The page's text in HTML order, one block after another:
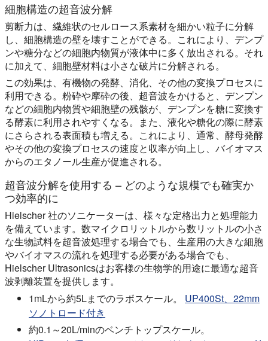
細胞構造の超音波分解
剪断力は、繊維状のセルロース系素材を細かい粒子に分解
し、細胞構造の壁を壊すことができる。これにより、デンプ
ンや糖分などの細胞内物質が液体中に多く放出される。それ
に加えて、細胞壁材料は小さな破片に分解される。
この効果は、有機物の発酵、消化、その他の変換プロセスに
利用できる。粉砕や摩砕の後、超音波をかけると、デンプン
などの細胞内物質や細胞壁の残骸が、デンプンを糖に変換す
る酵素に利用されやすくなる。また、液化や糖化の際に酵素
にさらされる表面積も増える。これにより、通常、酵母発酵
やその他の変換プロセスの速度と収率が向上し、バイオマス
からのエタノール生産が促進される。
超音波分解を使用する – どのような規模でも確実か
つ効率的に
Hielscher 社のソニケーターは、様々な定格出力と処理能力
を備えています。数マイクロリットルから数リットルの小さ
な生物試料を超音波処理する場合でも、生産用の大きな細胞
やバイオマスの流れを処理する必要がある場合でも、
Hielscher Ultrasonicsはお客様の生物学的用途に最適な超音
波剥離装置を提供します。
1mLから約5Lまでのラボスケール。 UP400St、22mm
ソノトロード付き
約0.1～20L/minのベンチトップスケール。